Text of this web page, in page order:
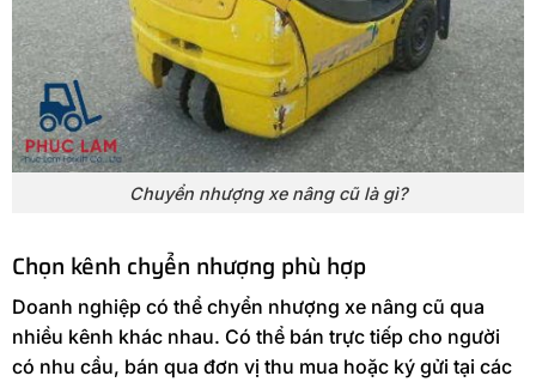
Chuyển nhượng xe nâng cũ là gì?
Chọn kênh chyển nhượng phù hợp
Doanh nghiệp có thể chyển nhượng xe nâng cũ qua
nhiều kênh khác nhau. Có thể bán trực tiếp cho người
có nhu cầu, bán qua đơn vị thu mua hoặc ký gửi tại các